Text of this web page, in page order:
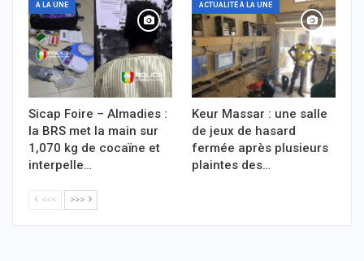
A LA UNE
Sicap Foire – Almadies :
la BRS met la main sur
1,070 kg de cocaïne et
interpelle…
ACTUALITÉ À LA UNE
Keur Massar : une salle
de jeux de hasard
fermée après plusieurs
plaintes des…
<<< >>>